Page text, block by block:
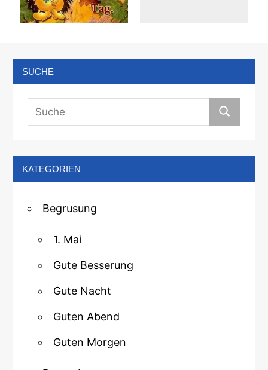
SUCHE
KATEGORIEN
Begrusung
1. Mai
Gute Besserung
Gute Nacht
Guten Abend
Guten Morgen